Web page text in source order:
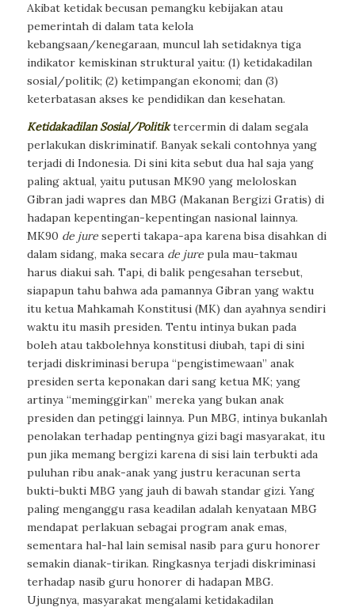
Akibat ketidak becusan pemangku kebijakan atau
pemerintah di dalam tata kelola
kebangsaan/kenegaraan, muncul lah setidaknya tiga
indikator kemiskinan struktural yaitu: (1) ketidakadilan
sosial/politik; (2) ketimpangan ekonomi; dan (3)
keterbatasan akses ke pendidikan dan kesehatan.
Ketidakadilan Sosial/Politiktercermin di dalam segala
perlakukan diskriminatif. Banyak sekali contohnya yang
terjadi di Indonesia. Di sini kita sebut dua hal saja yang
paling aktual, yaitu putusan MK90 yang meloloskan
Gibran jadi wapres dan MBG (Makanan Bergizi Gratis) di
hadapan kepentingan-kepentingan nasional lainnya.
MK90 de jureseperti takapa-apa karena bisa disahkan di
dalam sidang, maka secara de jurepula mau-takmau
harus diakui sah. Tapi, di balik pengesahan tersebut,
siapapun tahu bahwa ada pamannya Gibran yang waktu
itu ketua Mahkamah Konstitusi (MK) dan ayahnya sendiri
waktu itu masih presiden. Tentu intinya bukan pada
boleh atau takbolehnya konstitusi diubah, tapi di sini
terjadi diskriminasi berupa “pengistimewaan” anak
presiden serta keponakan dari sang ketua MK; yang
artinya “meminggirkan” mereka yang bukan anak
presiden dan petinggi lainnya. Pun MBG, intinya bukanlah
penolakan terhadap pentingnya gizi bagi masyarakat, itu
pun jika memang bergizi karena di sisi lain terbukti ada
puluhan ribu anak-anak yang justru keracunan serta
bukti-bukti MBG yang jauh di bawah standar gizi. Yang
paling menganggu rasa keadilan adalah kenyataan MBG
mendapat perlakuan sebagai program anak emas,
sementara hal-hal lain semisal nasib para guru honorer
semakin dianak-tirikan. Ringkasnya terjadi diskriminasi
terhadap nasib guru honorer di hadapan MBG.
Ujungnya, masyarakat mengalami ketidakadilan